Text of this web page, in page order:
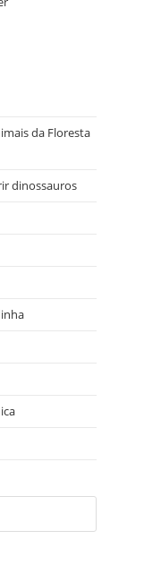
da Floresta
dinossauros